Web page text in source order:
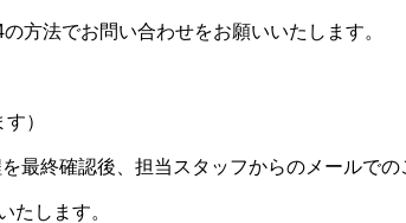
方法でお問い合わせをお願いいたします。
）
終確認後、担当スタッフからのメールでの
たします。